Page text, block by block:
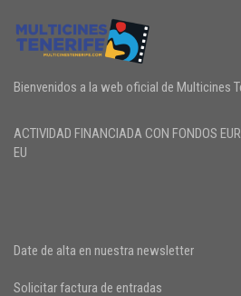
Bienvenidos a la web oficial de Multicines
ACTIVIDAD FINANCIADA CON FONDOS
EU
Date de alta en nuestra newsletter
Solicitar factura de entradas